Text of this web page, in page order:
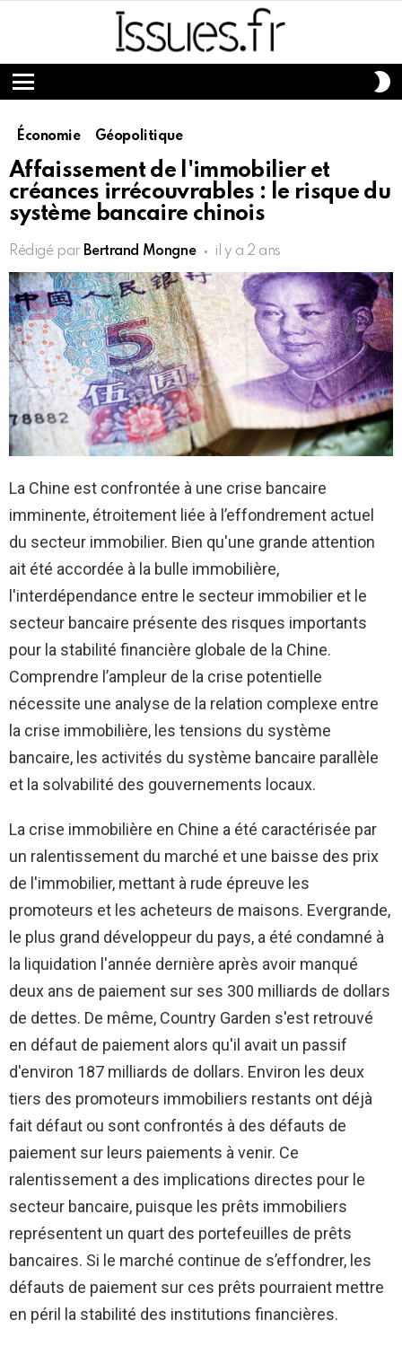
Menu
Économie Géopolitique
Affaissement de l'immobilier et
créances irrécouvrables : le risque du
système bancaire chinois
Rédigé par Bertrand Mongne il y a 2 ans
La Chine est confrontée à une crise bancaire
imminente, étroitement liée à l’effondrement actuel
du secteur immobilier. Bien qu'une grande attention
ait été accordée à la bulle immobilière,
l'interdépendance entre le secteur immobilier et le
secteur bancaire présente des risques importants
pour la stabilité financière globale de la Chine.
Comprendre l’ampleur de la crise potentielle
nécessite une analyse de la relation complexe entre
la crise immobilière, les tensions du système
bancaire, les activités du système bancaire parallèle
et la solvabilité des gouvernements locaux.
La crise immobilière en Chine a été caractérisée par
un ralentissement du marché et une baisse des prix
de l'immobilier, mettant à rude épreuve les
promoteurs et les acheteurs de maisons. Evergrande,
le plus grand développeur du pays, a été condamné à
la liquidation l'année dernière après avoir manqué
deux ans de paiement sur ses 300 milliards de dollars
de dettes. De même, Country Garden s'est retrouvé
en défaut de paiement alors qu'il avait un passif
d'environ 187 milliards de dollars. Environ les deux
tiers des promoteurs immobiliers restants ont déjà
fait défaut ou sont confrontés à des défauts de
paiement sur leurs paiements à venir. Ce
ralentissement a des implications directes pour le
secteur bancaire, puisque les prêts immobiliers
représentent un quart des portefeuilles de prêts
bancaires. Si le marché continue de s’effondrer, les
défauts de paiement sur ces prêts pourraient mettre
en péril la stabilité des institutions financières.